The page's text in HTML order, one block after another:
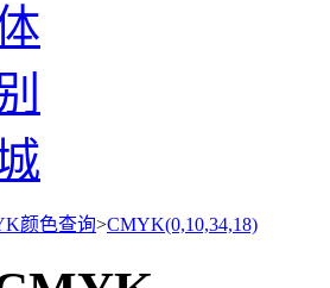
颜色查询>CMYK(0,10,34,18)